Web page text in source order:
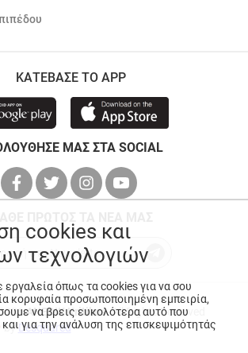
ΚΑΤΕΒΑΣΕ ΤΟ APP
ΜΑΣ ΣΤΑ SOCIAL
ANEDIK Kritikos. All Rights Reserved
byDesquared
cookies και
τεχνολογιών
εργαλεία όπως τα cookies για να σου
κορυφαία προσωποποιημένη εμπειρία,
να βρεις ευκολότερα αυτό που
για την ανάλυση της επισκεψιμότητάς